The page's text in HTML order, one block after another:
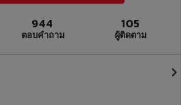
944
ตอบคำถาม
105
ผู้ติดตาม